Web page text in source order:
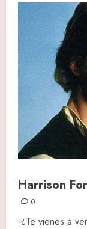
Harrison
0
-¿Te vienes a